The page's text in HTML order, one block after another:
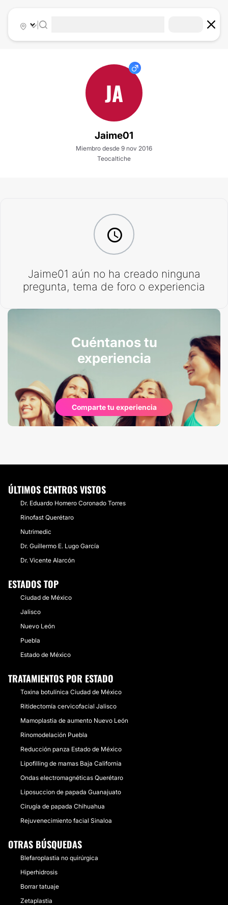
|
JA
Jaime01
Miembro desde 9 nov 2016
Teocaltiche
Jaime01 aún no ha creado ninguna
pregunta, tema de foro o experiencia
Cuéntanos tu
experiencia
Comparte tu experiencia
ÚLTIMOS CENTROS VISTOS
Dr. Eduardo Homero Coronado Torres
Rinofast Querétaro
Nutrimedic
Dr. Guillermo E. Lugo García
Dr. Vicente Alarcón
ESTADOS TOP
Ciudad de México
Jalisco
Nuevo León
Puebla
Estado de México
TRATAMIENTOS POR ESTADO
Toxina botulínica Ciudad de México
Ritidectomía cervicofacial Jalisco
Mamoplastia de aumento Nuevo León
Rinomodelación Puebla
Reducción panza Estado de México
Lipofilling de mamas Baja California
Ondas electromagnéticas Querétaro
Liposuccion de papada Guanajuato
Cirugía de papada Chihuahua
Rejuvenecimiento facial Sinaloa
OTRAS BÚSQUEDAS
Blefaroplastia no quirúrgica
Hiperhidrosis
Borrar tatuaje
Zetaplastia